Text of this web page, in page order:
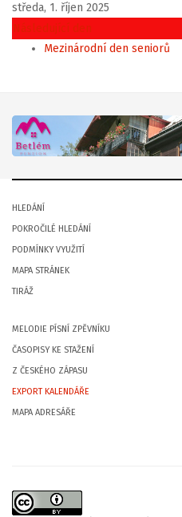
středa, 1. říjen 2025
Následující den
Mezinárodní den seniorů
HLEDÁNÍ
POKROČILÉ HLEDÁNÍ
PODMÍNKY VYUŽITÍ
MAPA STRÁNEK
TIRÁŽ
MELODIE PÍSNÍ ZPĚVNÍKU
ČASOPISY KE STAŽENÍ
Z ČESKÉHO ZÁPASU
EXPORT KALENDÁŘE
MAPA ADRESÁŘE